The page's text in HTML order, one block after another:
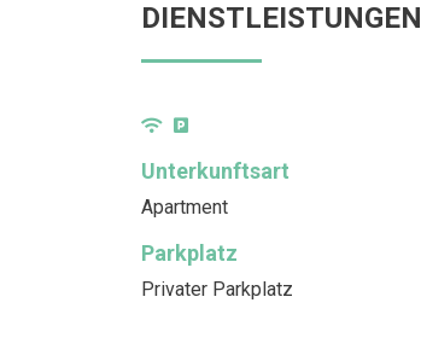
DIENSTLEISTUNGEN
Unterkunftsart
Apartment
Parkplatz
Privater Parkplatz